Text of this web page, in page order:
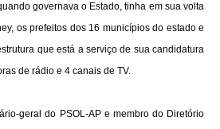
governava o Estado, tinha em sua volta
os prefeitos dos 16 municípios do estado e
que está a serviço de sua candidatura
de rádio e 4 canais de TV.
geral do PSOL-AP e membro do Diretório